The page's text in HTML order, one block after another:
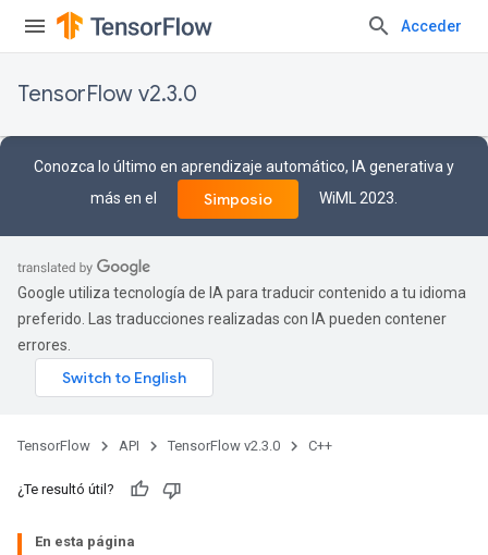
Acceder
TensorFlow v2.3.0
Conozca lo último en aprendizaje automático, IA generativa y
más en el
Simposio WiML 2023.
Google utiliza tecnología de IA para traducir contenido a tu idioma
preferido. Las traducciones realizadas con IA pueden contener
errores.
TensorFlow API TensorFlow v2.3.0 C++
¿Te resultó útil?
En esta página